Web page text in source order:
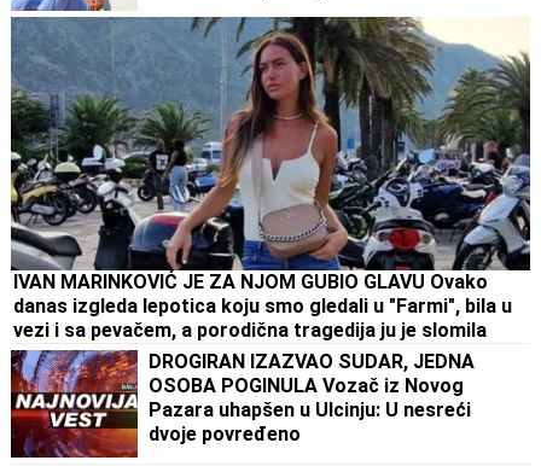
IVAN MARINKOVIĆ JE ZA NJOM GUBIO GLAVU Ovako
danas izgleda lepotica koju smo gledali u "Farmi", bila u
vezi i sa pevačem, a porodična tragedija ju je slomila
DROGIRAN IZAZVAO SUDAR, JEDNA
OSOBA POGINULA Vozač iz Novog
Pazara uhapšen u Ulcinju: U nesreći
dvoje povređeno